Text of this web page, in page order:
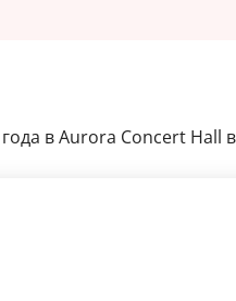
в Aurora Concert Hall